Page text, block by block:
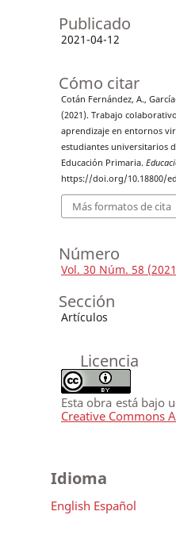
Publicado
2021-04-12
Cómo citar
Cotán Fernández, A.,
(2021). Trabajo
aprendizaje en entornos
estudiantes universitarios
Educación Primaria.
https://doi.org/10.18800/
Más formatos de cita
Número
Vol. 30 Núm. 58
Sección
Artículos
Licencia
Esta obra está bajo
Creative Commons
Idioma
English Español